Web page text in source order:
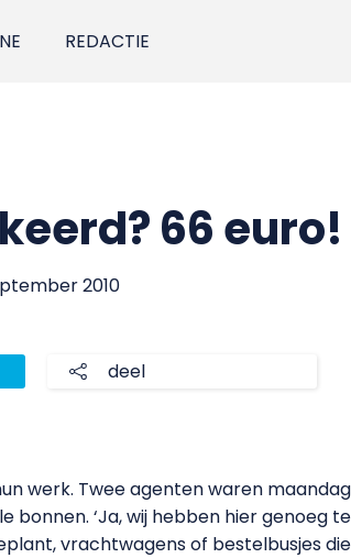
REDACTIE
66 euro!
2010
deel
werk. Twee agenten waren
‘Ja, wij hebben hier genoeg
vrachtwagens of bestelbusjes